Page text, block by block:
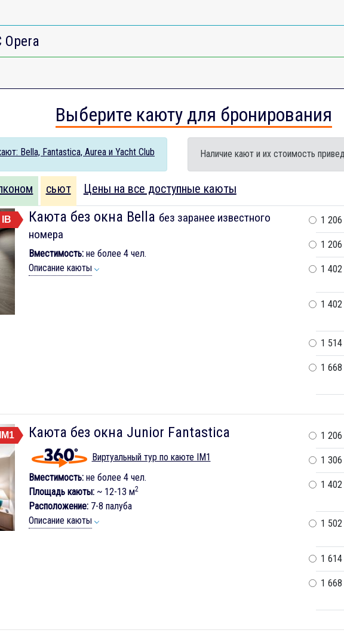
Opera
Выберите каюту для бронирования
Bella, Fantastica, Aurea и Yacht Club Наличие кают и их стоимость
сьют Цены на все доступные каюты
IB Каюта без окна Bella без заранее известного
номера
Вместимость:не более 4 чел.
Описание каюты
1 206
1 206
1 402
1 402
1 514
1 668
IM1 Каюта без окна Junior Fantastica
Виртуальный тур по каюте IM1
Вместимость:не более 4 чел.
Площадь каюты:~ 12-13 м2
Расположение:7-8 палуба
Описание каюты
1 206
1 306
1 402
1 502
1 614
1 668